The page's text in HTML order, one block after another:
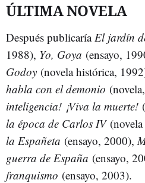
ÚLTIMA NOVELA
Después publicaríaEl jardín
1988), Yo, Goya (ensayo,
Godoy (novela histórica,
habla con el demonio
inteligencia! ¡Viva la muerte!
la época de Carlos IV(novela
la Españeta (ensayo, 2000),
guerra de España (ensayo,
franquismo (ensayo, 2003).